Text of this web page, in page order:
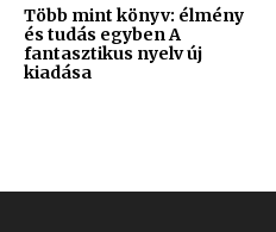
Több mint könyv: élmény
és tudás egyben A
fantasztikus nyelv új
kiadása